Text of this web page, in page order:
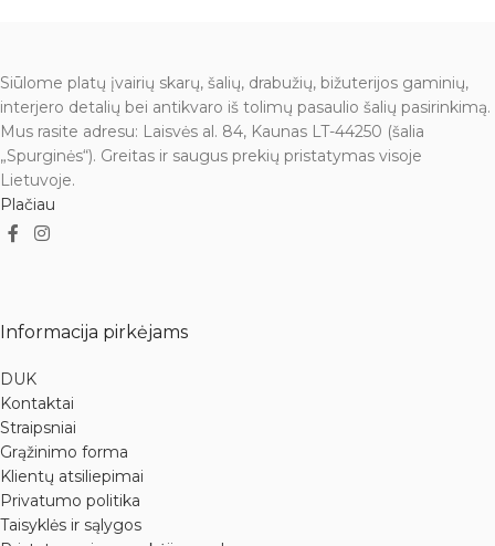
Siūlome platų įvairių skarų, šalių, drabužių, bižuterijos gaminių,
interjero detalių bei antikvaro iš tolimų pasaulio šalių pasirinkimą.
Mus rasite adresu: Laisvės al. 84, Kaunas LT-44250 (šalia
„Spurginės“). Greitas ir saugus prekių pristatymas visoje
Lietuvoje.
Plačiau
Informacija pirkėjams
DUK
Kontaktai
Straipsniai
Grąžinimo forma
Klientų atsiliepimai
Privatumo politika
Taisyklės ir sąlygos